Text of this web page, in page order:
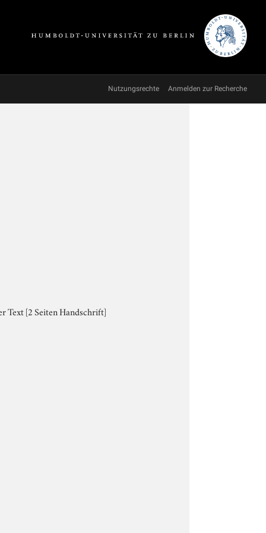
Nutzungsrechte Anmelden zur Recherche
Text [2 Seiten Handschrift]